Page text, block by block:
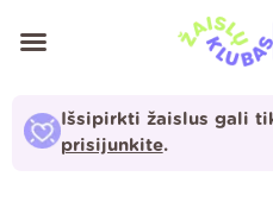
prie
Išsipirkti žaislus gali
prisijunkite.